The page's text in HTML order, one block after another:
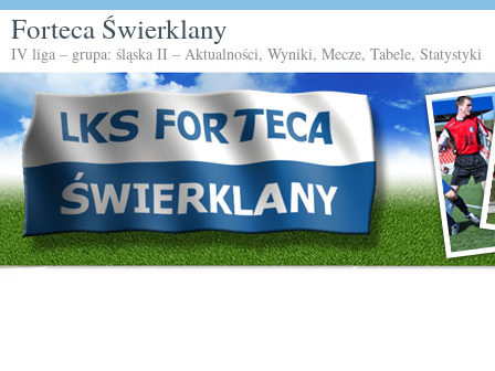
Forteca Świerklany
IV liga – grupa: śląska II – Aktualności, Wyniki, Mecze, Tabele, Statystyki